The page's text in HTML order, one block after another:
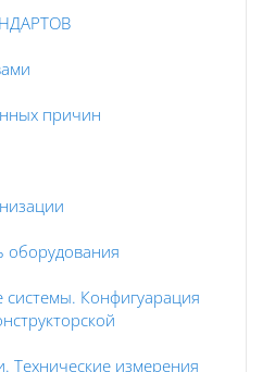
причин
оборудования
Конфигуарация
Технические измерения